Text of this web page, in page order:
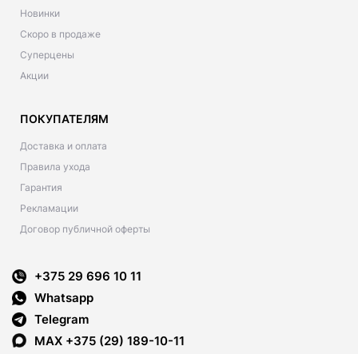
Новинки
Скоро в продаже
Суперцены
Акции
ПОКУПАТЕЛЯМ
Доставка и оплата
Правила ухода
Гарантия
Рекламации
Договор публичной оферты
+375 29 696 10 11
Whatsapp
Telegram
MAX +375 (29) 189-10-11